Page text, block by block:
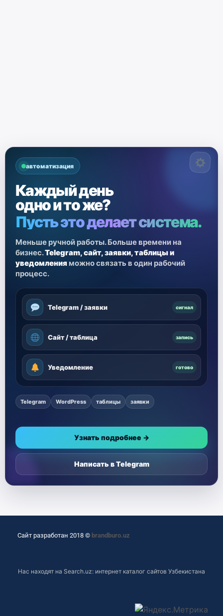
автоматизация
Каждый день
одно и то же?
Пусть это делает система.
Меньше ручной работы. Больше времени на
бизнес.Telegram, сайт, заявки, таблицы и
уведомления можно связать в один рабочий
процесс.
Telegram / заявки сигнал
Сайт / таблица запись
Уведомление готово
Telegram WordPress таблицы заявки
Узнать подробнее →
Написать в Telegram
Сайт разработан 2018 © brandburo.uz
Нас находят на Search.uz: интернет каталог сайтов Узбекистана